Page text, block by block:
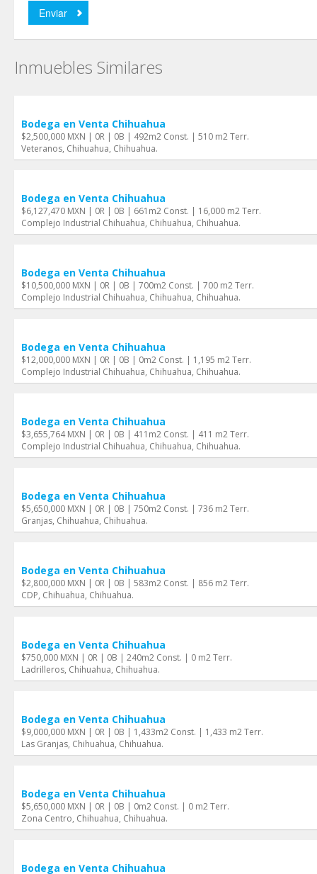
Inmuebles Similares
Bodega en Venta Chihuahua
$2,500,000 MXN | 0R | 0B | 492m2 Const. | 510 m2 Terr.
Veteranos, Chihuahua, Chihuahua.
Bodega en Venta Chihuahua
$6,127,470 MXN | 0R | 0B | 661m2 Const. | 16,000 m2 Terr.
Complejo Industrial Chihuahua, Chihuahua, Chihuahua.
Bodega en Venta Chihuahua
$10,500,000 MXN | 0R | 0B | 700m2 Const. | 700 m2 Terr.
Complejo Industrial Chihuahua, Chihuahua, Chihuahua.
Bodega en Venta Chihuahua
$12,000,000 MXN | 0R | 0B | 0m2 Const. | 1,195 m2 Terr.
Complejo Industrial Chihuahua, Chihuahua, Chihuahua.
Bodega en Venta Chihuahua
$3,655,764 MXN | 0R | 0B | 411m2 Const. | 411 m2 Terr.
Complejo Industrial Chihuahua, Chihuahua, Chihuahua.
Bodega en Venta Chihuahua
$5,650,000 MXN | 0R | 0B | 750m2 Const. | 736 m2 Terr.
Granjas, Chihuahua, Chihuahua.
Bodega en Venta Chihuahua
$2,800,000 MXN | 0R | 0B | 583m2 Const. | 856 m2 Terr.
CDP, Chihuahua, Chihuahua.
Bodega en Venta Chihuahua
$750,000 MXN | 0R | 0B | 240m2 Const. | 0 m2 Terr.
Ladrilleros, Chihuahua, Chihuahua.
Bodega en Venta Chihuahua
$9,000,000 MXN | 0R | 0B | 1,433m2 Const. | 1,433 m2 Terr.
Las Granjas, Chihuahua, Chihuahua.
Bodega en Venta Chihuahua
$5,650,000 MXN | 0R | 0B | 0m2 Const. | 0 m2 Terr.
Zona Centro, Chihuahua, Chihuahua.
Bodega en Venta Chihuahua